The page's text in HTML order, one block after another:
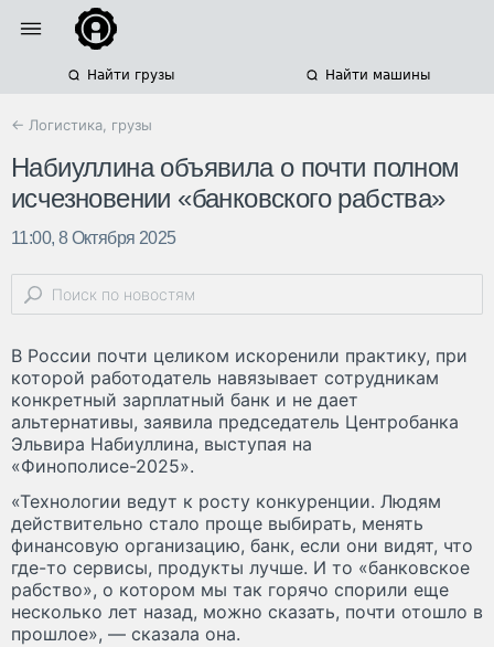
Найти грузы Найти машины
← Логистика, грузы
Набиуллина объявила о почти полном
исчезновении «банковского рабства»
11:00, 8 Октября 2025
В России почти целиком искоренили практику, при
которой работодатель навязывает сотрудникам
конкретный зарплатный банк и не дает
альтернативы, заявила председатель Центробанка
Эльвира Набиуллина, выступая на
«Финополисе-2025».
«Технологии ведут к росту конкуренции. Людям
действительно стало проще выбирать, менять
финансовую организацию, банк, если они видят, что
где-то сервисы, продукты лучше. И то «банковское
рабство», о котором мы так горячо спорили еще
несколько лет назад, можно сказать, почти отошло в
прошлое», — сказала она.